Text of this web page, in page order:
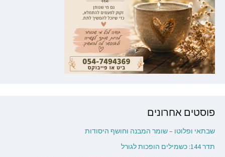
פוסטים אחרונים
שבתאי ופלוטו – שומר המבנה וחושף היסודות
תדר 144: כשמילים הופכות לגורל